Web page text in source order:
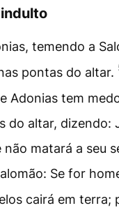
temendo a
pontas do altar.
Adonias tem
do altar, dizendo:
não matará a seu
Se for
cairá em terra;